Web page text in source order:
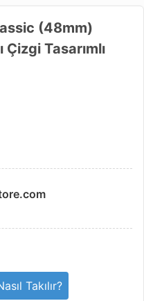
(48mm)
Tasarımlı
Takılır?